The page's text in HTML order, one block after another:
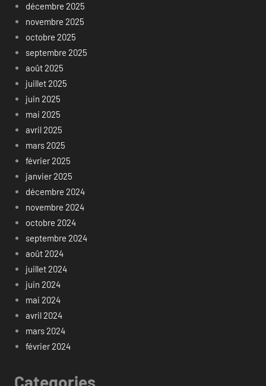
décembre 2025
novembre 2025
octobre 2025
septembre 2025
août 2025
juillet 2025
juin 2025
mai 2025
avril 2025
mars 2025
février 2025
janvier 2025
décembre 2024
novembre 2024
octobre 2024
septembre 2024
août 2024
juillet 2024
juin 2024
mai 2024
avril 2024
mars 2024
février 2024